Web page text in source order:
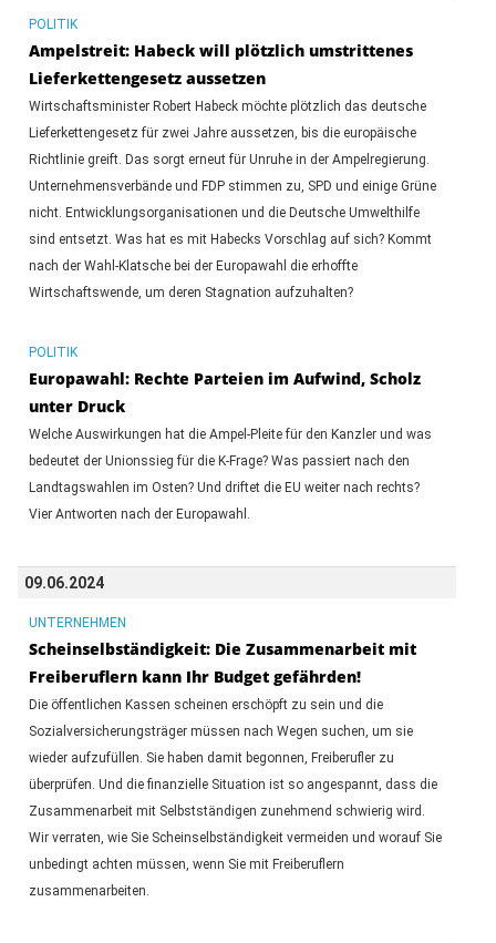
POLITIK
Ampelstreit: Habeck will plötzlich umstrittenes
Lieferkettengesetz aussetzen
Wirtschaftsminister Robert Habeck möchte plötzlich das deutsche
Lieferkettengesetz für zwei Jahre aussetzen, bis die europäische
Richtlinie greift. Das sorgt erneut für Unruhe in der Ampelregierung.
Unternehmensverbände und FDP stimmen zu, SPD und einige Grüne
nicht. Entwicklungsorganisationen und die Deutsche Umwelthilfe
sind entsetzt. Was hat es mit Habecks Vorschlag auf sich? Kommt
nach der Wahl-Klatsche bei der Europawahl die erhoffte
Wirtschaftswende, um deren Stagnation aufzuhalten?
POLITIK
Europawahl: Rechte Parteien im Aufwind, Scholz
unter Druck
Welche Auswirkungen hat die Ampel-Pleite für den Kanzler und was
bedeutet der Unionssieg für die K-Frage? Was passiert nach den
Landtagswahlen im Osten? Und driftet die EU weiter nach rechts?
Vier Antworten nach der Europawahl.
09.06.2024
UNTERNEHMEN
Scheinselbständigkeit: Die Zusammenarbeit mit
Freiberuflern kann Ihr Budget gefährden!
Die öffentlichen Kassen scheinen erschöpft zu sein und die
Sozialversicherungsträger müssen nach Wegen suchen, um sie
wieder aufzufüllen. Sie haben damit begonnen, Freiberufler zu
überprüfen. Und die finanzielle Situation ist so angespannt, dass die
Zusammenarbeit mit Selbstständigen zunehmend schwierig wird.
Wir verraten, wie Sie Scheinselbständigkeit vermeiden und worauf Sie
unbedingt achten müssen, wenn Sie mit Freiberuflern
zusammenarbeiten.